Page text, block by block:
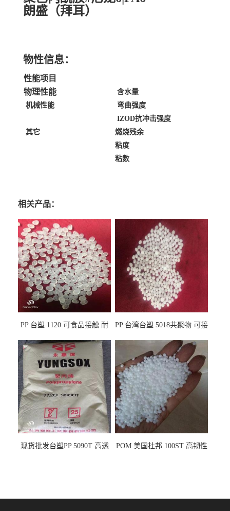
朗盛（拜耳）
物性信息：
性能项目
物理性能
含水量
机械性能
弯曲强度
IZOD抗冲击强度
其它
燃烧残余
粘度
粘数
相关产品：
PP 台塑 1120 可食品接触 耐
PP 台湾台塑 5018共聚物 可接
现货批发台塑PP 5090T 高透
POM 美国杜邦 100ST 高韧性